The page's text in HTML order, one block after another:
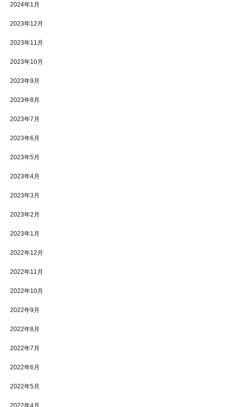
2024年1月
2023年12月
2023年11月
2023年10月
2023年9月
2023年8月
2023年7月
2023年6月
2023年5月
2023年4月
2023年3月
2023年2月
2023年1月
2022年12月
2022年11月
2022年10月
2022年9月
2022年8月
2022年7月
2022年6月
2022年5月
2022年4月